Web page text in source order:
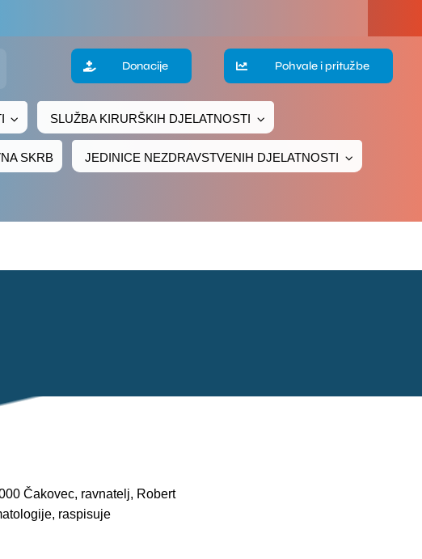
Za pacijente
Za djelatnike
Donacije Pohvale i pritužbe
SLUŽBA KIRURŠKIH DJELATNOSTI
SKRB JEDINICE NEZDRAVSTVENIH DJELATNOSTI
Čakovec, ravnatelj, Robert
raspisuje